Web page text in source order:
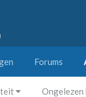
Forums